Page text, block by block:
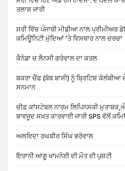
ਤਲਾਸ਼ ਜਾਰੀ
ਸਰੀ ਵਿੱਚ ਪੰਜਾਬੀ ਮੀਡੀਆ ਨਾਲ ਪ੍ਰੀਮੀਅਰ
ਕਮਿਊਨਿਟੀ ਮੁੱਦਿਆਂ ’ਤੇ ਵਿਸਥਾਰ ਨਾਲ ਚਰਚਾ
ਕੈਨੇਡਾ ਚ ਲੈਨਸੀ ਗਰੇਵਾਲ ਦਾ ਕਤਲ
ਬਕਰਾ ਚੈਂਫ (ਬੋਬ ਬਾਸੀ) ਨੂੰ ਬ੍ਰਿਟਿਸ਼ ਕੋਲੰਬੀਆ
ਸਨਮਾਨ
ਚੀਫ਼ ਕਾਂਸਟੇਬਲ ਨਾਰਮ ਲਿਪਿਨਸਕੀ
ਬਾਵਜੂਦ ਸਖ਼ਤ ਕਾਰਵਾਈ ਜਾਰੀ SPS ਵੱਲੋਂ
ਅਲਵਿਦਾ ਰਘਬੀਰ ਸਿੰਘ ਭਰੋਵਾਲ
ਇਰਾਨੀ ਆਗੂ ਖਾਮਨੇਈ ਦੀ ਮੌਤ ਦੀ ਪੁਸ਼ਟੀ